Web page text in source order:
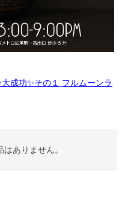
成功✨その１ フルムーンラ
ありません。